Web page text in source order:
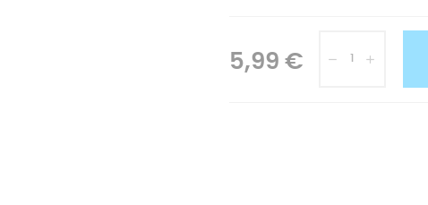
5,99 €